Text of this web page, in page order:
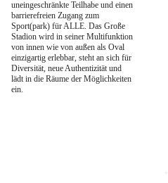
uneingeschränkte Teilhabe und einen
barrierefreien Zugang zum
Sport(park) für ALLE. Das Große
Stadion wird in seiner Multifunktion
von innen wie von außen als Oval
einzigartig erlebbar, steht an sich für
Diversität, neue Authentizität und
lädt in die Räume der Möglichkeiten
ein.